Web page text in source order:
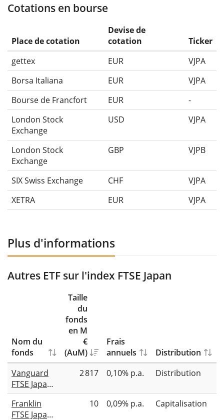
Cotations en bourse
Place de cotation
Devise de
cotation
Ticker
gettex
EUR
VJPA
Borsa Italiana
EUR
VJPA
Bourse de Francfort
EUR
-
London Stock
Exchange
USD VJPA
London Stock
Exchange
GBP VJPB
SIX Swiss Exchange CHF
VJPA
XETRA
EUR VJPA
Plus d'informations
Autres ETF sur l'index FTSE Japan
Nom du
fonds
Taille
du
fonds
en M
€
(AuM)
Frais
annuels
Distribution
Vanguard
FTSE Japan
UCITS ETF
(USD)
Distributing
2 817 0,10% p.a. Distribution
Franklin
FTSE Japan
10 0,09% p.a. Capitalisation